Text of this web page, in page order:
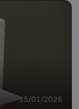
15/01/2026